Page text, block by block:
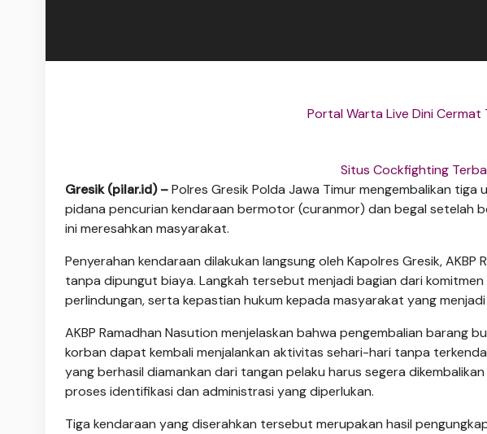
Portal Warta Live Dini Cermat
Situs Cockfighting
Gresik (pilar.id) –Polres Gresik Polda Jawa Timur mengembalikan
pidana pencurian kendaraan bermotor (curanmor) dan begal setelah
ini meresahkan masyarakat.
Penyerahan kendaraan dilakukan langsung oleh Kapolres Gresik, AKBP
tanpa dipungut biaya. Langkah tersebut menjadi bagian dari
perlindungan, serta kepastian hukum kepada masyarakat yang
AKBP Ramadhan Nasution menjelaskan bahwa pengembalian barang
korban dapat kembali menjalankan aktivitas sehari-hari tanpa
yang berhasil diamankan dari tangan pelaku harus segera
proses identifikasi dan administrasi yang diperlukan.
Tiga kendaraan yang diserahkan tersebut merupakan hasil